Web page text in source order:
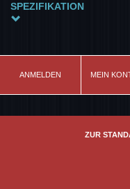
SPEZIFIKATION
Farbe
Material
ANMELDEN MEIN
ZUR